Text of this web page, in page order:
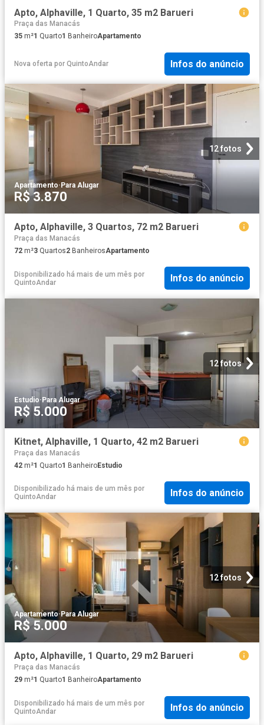
Apto, Alphaville, 1 Quarto, 35 m2 Barueri
Praça das Manacás
35 m²1 Quarto1 BanheiroApartamento
Nova oferta por QuintoAndar Infos do anúncio
12 fotos
Apartamento· Para Alugar
R$ 3.870
Apto, Alphaville, 3 Quartos, 72 m2 Barueri
Praça das Manacás
72 m²3 Quartos2 BanheirosApartamento
Disponibilizado há mais de um mês por
QuintoAndar
Infos do anúncio
12 fotos
Estudio·Para Alugar
R$ 5.000
Kitnet, Alphaville, 1 Quarto, 42 m2 Barueri
Praça das Manacás
42 m²1 Quarto1 BanheiroEstudio
Disponibilizado há mais de um mês por
QuintoAndar
Infos do anúncio
12 fotos
Apartamento· Para Alugar
R$ 5.000
Apto, Alphaville, 1 Quarto, 29 m2 Barueri
Praça das Manacás
29 m²1 Quarto1 BanheiroApartamento
Disponibilizado há mais de um mês por
QuintoAndar
Infos do anúncio